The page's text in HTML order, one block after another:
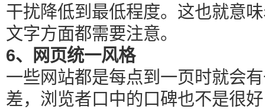
干扰降低到最低程度。这也就意
文字方面都需要注意。
6、网页统一风格
一些网站都是每点到一页时就会
差，浏览者口中的口碑也不是很